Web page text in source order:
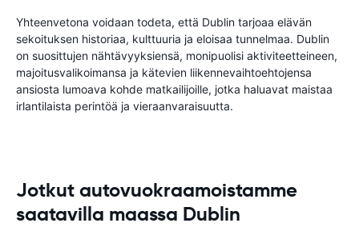
Yhteenvetona voidaan todeta, että Dublin tarjoaa elävän
sekoituksen historiaa, kulttuuria ja eloisaa tunnelmaa. Dublin
on suosittujen nähtävyyksiensä, monipuolisi aktiviteetteineen,
majoitusvalikoimansa ja kätevien liikennevaihtoehtojensa
ansiosta lumoava kohde matkailijoille, jotka haluavat maistaa
irlantilaista perintöä ja vieraanvaraisuutta.
Jotkut autovuokraamoistamme
saatavilla maassa Dublin